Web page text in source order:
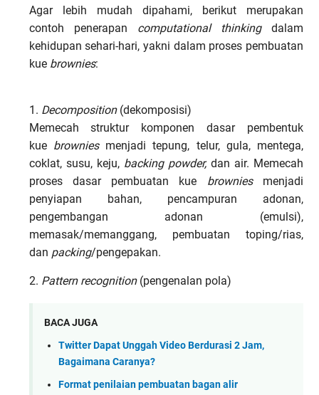
Agar lebih mudah dipahami, berikut merupakan
contoh penerapan computational thinking dalam
kehidupan sehari-hari, yakni dalam proses pembuatan
kue brownies:
1. Decomposition (dekomposisi)
Memecah struktur komponen dasar pembentuk
kue brownies menjadi tepung, telur, gula, mentega,
coklat, susu, keju, backing powder, dan air. Memecah
proses dasar pembuatan kue brownies menjadi
penyiapan bahan, pencampuran adonan,
pengembangan adonan (emulsi),
memasak/memanggang, pembuatan toping/rias,
dan packing/pengepakan.
2. Pattern recognition (pengenalan pola)
BACA JUGA
Twitter Dapat Unggah Video Berdurasi 2 Jam,
Bagaimana Caranya?
Format penilaian pembuatan bagan alir